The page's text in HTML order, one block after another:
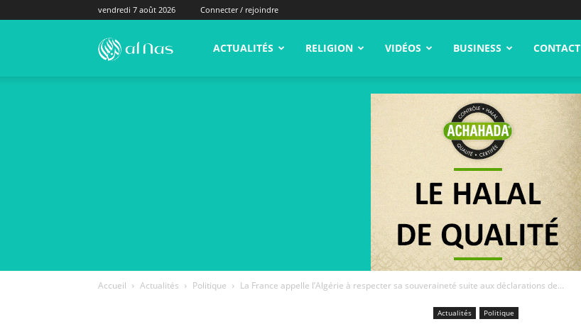
vendredi 7 août 2026 Connecter / rejoindre
alNas.fr ACTUALITÉS RELIGION VIDÉOS BUSINESS CONTACT
Accueil Actualités Politique La France appelle l’Algérie à respecter sa souveraineté suite aux déclarations de...
Actualités Politique